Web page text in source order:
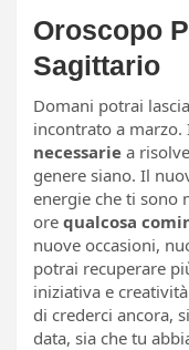
Oroscopo
Sagittario
Domani potrai
incontrato a
necessarie a
genere siano. Il
energie che ti sono
ore qualcosa
nuove occasioni,
potrai recuperare
iniziativa e
di crederci ancora,
data, sia che tu